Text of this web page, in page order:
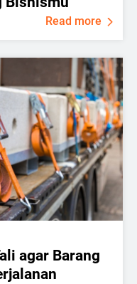
Read more
agar Barang